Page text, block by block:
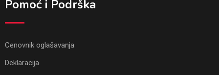
Pomoć i Podrška
Cenovnik oglašavanja
Deklaracija